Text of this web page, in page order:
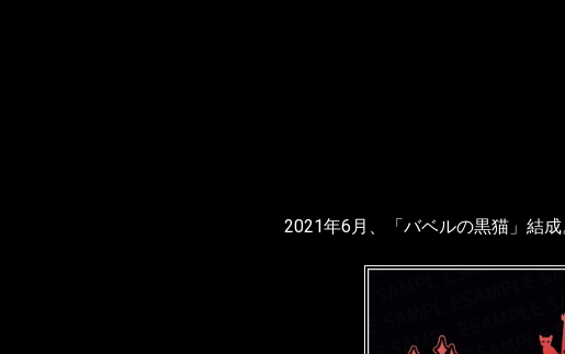
2021年6月、「バベルの黒猫」結成